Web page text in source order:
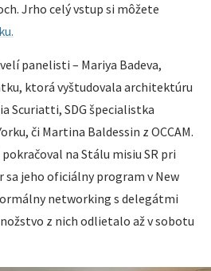
Jrho celý vstup si môžete
panelisti – Mariya Badeva,
ktorá vyštudovala architektúru
Scuriatti, SDG špecialistka
či Martina Baldessin z OCCAM.
na Stálu misiu SR pri
sa jeho oficiálny program v New
networking s delegátmi
z nich odlietalo až v sobotu